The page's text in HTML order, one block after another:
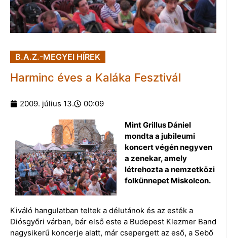
B.A.Z.-MEGYEI HÍREK
Harminc éves a Kaláka Fesztivál
2009. július 13. 00:09
Mint Grillus Dániel
mondta a jubileumi
koncert végén negyven
a zenekar, amely
létrehozta a nemzetközi
folkünnepet Miskolcon.
Kiváló hangulatban teltek a délutánok és az esték a
Diósgyőri várban, bár első este a Budepest Klezmer Band
nagysikerű koncerje alatt, már csepergett az eső, a Sebő